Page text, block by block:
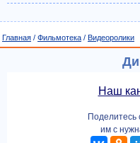
Главная / Фильмотека / Видеоролики
Наш
Поделитесь
им с